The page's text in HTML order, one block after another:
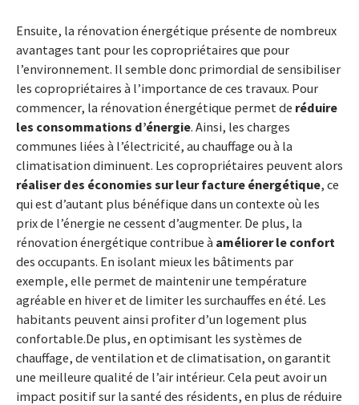
Ensuite, la rénovation énergétique présente de nombreux
avantages tant pour les copropriétaires que pour
l’environnement. Il semble donc primordial de sensibiliser
les copropriétaires à l’importance de ces travaux. Pour
commencer, la rénovation énergétique permet de réduire
les consommations d’énergie. Ainsi, les charges
communes liées à l’électricité, au chauffage ou à la
climatisation diminuent. Les copropriétaires peuvent alors
réaliser des économies sur leur facture énergétique, ce
qui est d’autant plus bénéfique dans un contexte où les
prix de l’énergie ne cessent d’augmenter. De plus, la
rénovation énergétique contribue à améliorer le confort
des occupants. En isolant mieux les bâtiments par
exemple, elle permet de maintenir une température
agréable en hiver et de limiter les surchauffes en été. Les
habitants peuvent ainsi profiter d’un logement plus
confortable.De plus, en optimisant les systèmes de
chauffage, de ventilation et de climatisation, on garantit
une meilleure qualité de l’air intérieur. Cela peut avoir un
impact positif sur la santé des résidents, en plus de réduire